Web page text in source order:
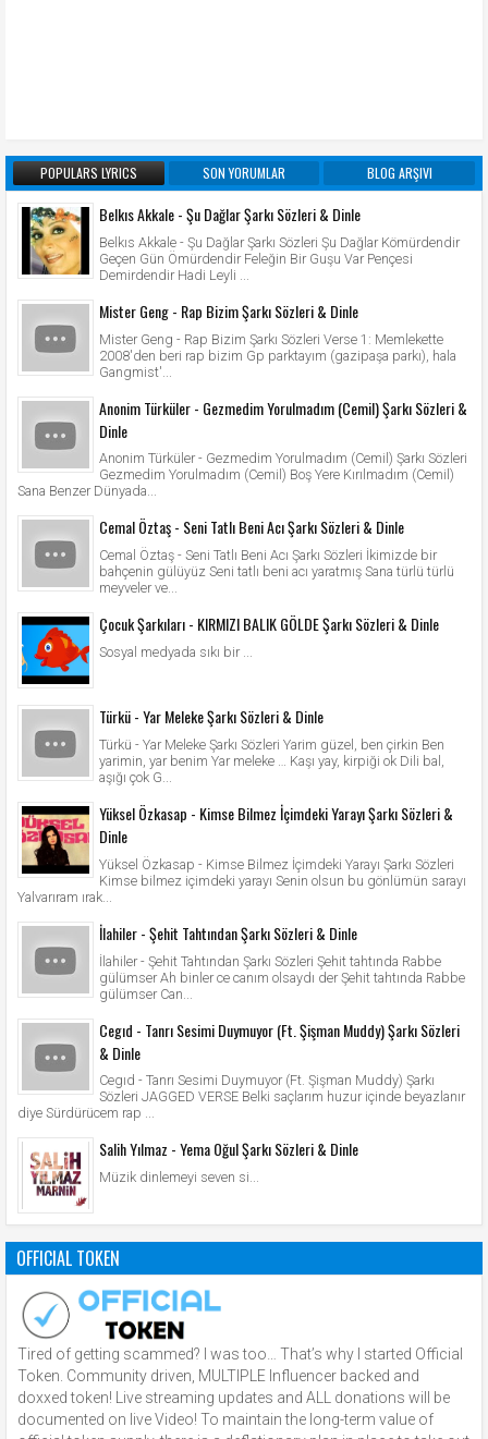
POPULARS LYRICS SON YORUMLAR BLOG ARŞIVI
Belkıs Akkale - Şu Dağlar Şarkı Sözleri & Dinle
Belkıs Akkale - Şu Dağlar Şarkı Sözleri Şu Dağlar Kömürdendir
Geçen Gün Ömürdendir Feleğin Bir Guşu Var Pençesi
Demirdendir Hadi Leyli ...
Mister Geng - Rap Bizim Şarkı Sözleri & Dinle
Mister Geng - Rap Bizim Şarkı Sözleri Verse 1: Memlekette
2008'den beri rap bizim Gp parktayım (gazipaşa parkı), hala
Gangmist'...
Anonim Türküler - Gezmedim Yorulmadım (Cemil) Şarkı Sözleri &
Dinle
Anonim Türküler - Gezmedim Yorulmadım (Cemil) Şarkı Sözleri
Gezmedim Yorulmadım (Cemil) Boş Yere Kırılmadım (Cemil)
Sana Benzer Dünyada...
Cemal Öztaş - Seni Tatlı Beni Acı Şarkı Sözleri & Dinle
Cemal Öztaş - Seni Tatlı Beni Acı Şarkı Sözleri İkimizde bir
bahçenin gülüyüz Seni tatlı beni acı yaratmış Sana türlü türlü
meyveler ve...
Çocuk Şarkıları - KIRMIZI BALIK GÖLDE Şarkı Sözleri & Dinle
Sosyal medyada sıkı bir ...
Türkü - Yar Meleke Şarkı Sözleri & Dinle
Türkü - Yar Meleke Şarkı Sözleri Yarim güzel, ben çirkin Ben
yarimin, yar benim Yar meleke … Kaşı yay, kirpiği ok Dili bal,
aşığı çok G...
Yüksel Özkasap - Kimse Bilmez İçimdeki Yarayı Şarkı Sözleri &
Dinle
Yüksel Özkasap - Kimse Bilmez İçimdeki Yarayı Şarkı Sözleri
Kimse bilmez içimdeki yarayı Senin olsun bu gönlümün sarayı
Yalvarıram ırak...
İlahiler - Şehit Tahtından Şarkı Sözleri & Dinle
İlahiler - Şehit Tahtından Şarkı Sözleri Şehit tahtında Rabbe
gülümser Ah binler ce canım olsaydı der Şehit tahtında Rabbe
gülümser Can...
Cegıd - Tanrı Sesimi Duymuyor (Ft. Şişman Muddy) Şarkı Sözleri
& Dinle
Cegıd - Tanrı Sesimi Duymuyor (Ft. Şişman Muddy) Şarkı
Sözleri JAGGED VERSE Belki saçlarım huzur içinde beyazlanır
diye Sürdürücem rap ...
Salih Yılmaz - Yema Oğul Şarkı Sözleri & Dinle
Müzik dinlemeyi seven si...
OFFICIAL TOKEN
Tired of getting scammed? I was too… That’s why I started Official
Token. Community driven, MULTIPLE Influencer backed and
doxxed token! Live streaming updates and ALL donations will be
documented on live Video! To maintain the long-term value of